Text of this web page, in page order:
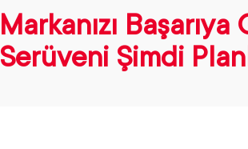
Markanızı
Serüveni Şimdi